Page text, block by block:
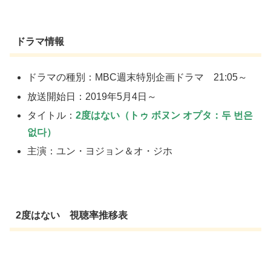
ドラマ情報
ドラマの種別：MBC週末特別企画ドラマ 21:05～
放送開始日：2019年5月4日～
タイトル：2度はない（トゥ ボヌン オプタ：두 번은
없다）
主演：ユン・ヨジョン＆オ・ジホ
2度はない 視聴率推移表